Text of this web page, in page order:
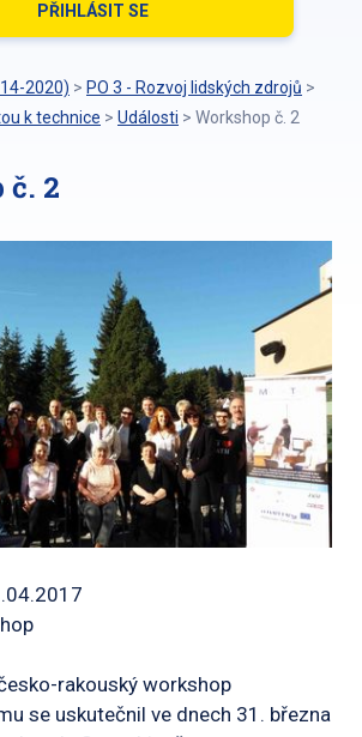
2020) > PO 3 - Rozvoj lidských zdrojů >
k technice > Události > Workshop č. 2
2
rakouský workshop
se uskutečnil ve dnech 31. března